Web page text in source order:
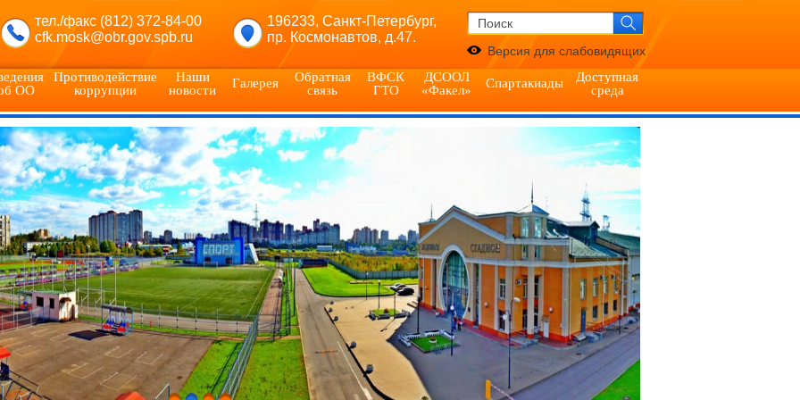
тел./факс (812) 372-84-00
cfk.mosk@obr.gov.spb.ru
196233, Санкт-Петербург,
пр. Космонавтов, д.47.
Версия для слабовидящих
ОО
Противодействие
коррупции
Наши
новости
Галерея
Обратная
связь
ВФСК
ГТО
ДСООЛ
«Факел»
Спартакиады
Доступная
среда